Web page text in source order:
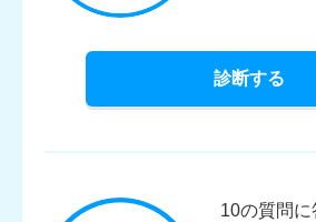
診断する
10の質問